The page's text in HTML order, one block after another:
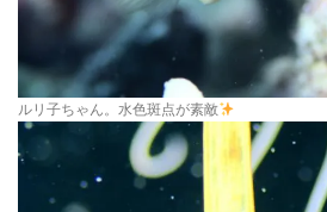
ルリ子ちゃん。水色斑点が素敵